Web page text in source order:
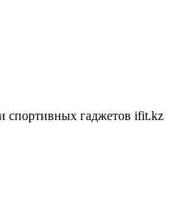
спортивных гаджетов ifit.kz